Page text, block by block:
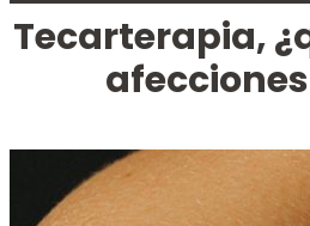
Tecarterapia,